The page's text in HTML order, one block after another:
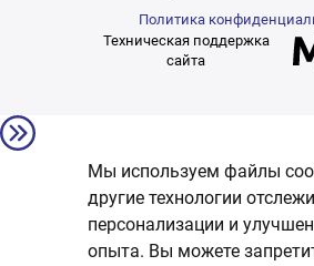
Политика
Техническая поддержка
сайта
Мы используем файлы
другие технологии
персонализации и
опыта. Вы можете